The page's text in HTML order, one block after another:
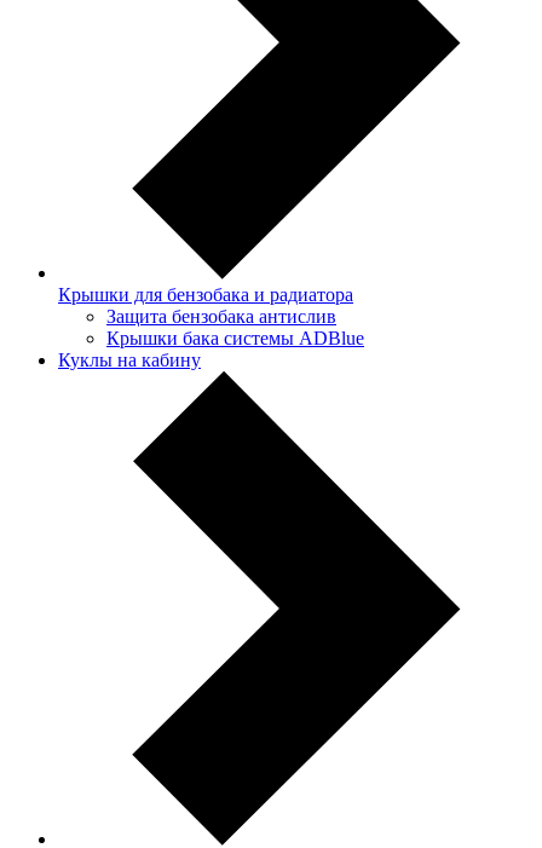
Крышки для бензобака и радиатора
Защита бензобака антислив
Крышки бака системы ADBlue
Куклы на кабину